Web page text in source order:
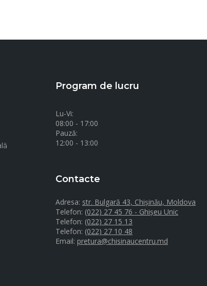
Program de lucru
Lu-Vi:
08:00 - 17:00
Pauză:
12:00 - 13:00
Contacte
Adresa: str. Bulgară 43, Chișinău, Moldova
Telefon: (022) 27 45 76 - Ghișeu Unic
Telefon: (022) 27 15 13
Telefon: (022) 27 10 48
Email: pretura@chisinaucentru.md